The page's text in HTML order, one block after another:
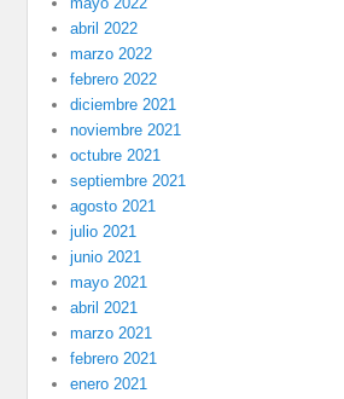
abril 2022
marzo 2022
febrero 2022
diciembre 2021
noviembre 2021
octubre 2021
septiembre 2021
agosto 2021
julio 2021
junio 2021
mayo 2021
abril 2021
marzo 2021
febrero 2021
enero 2021